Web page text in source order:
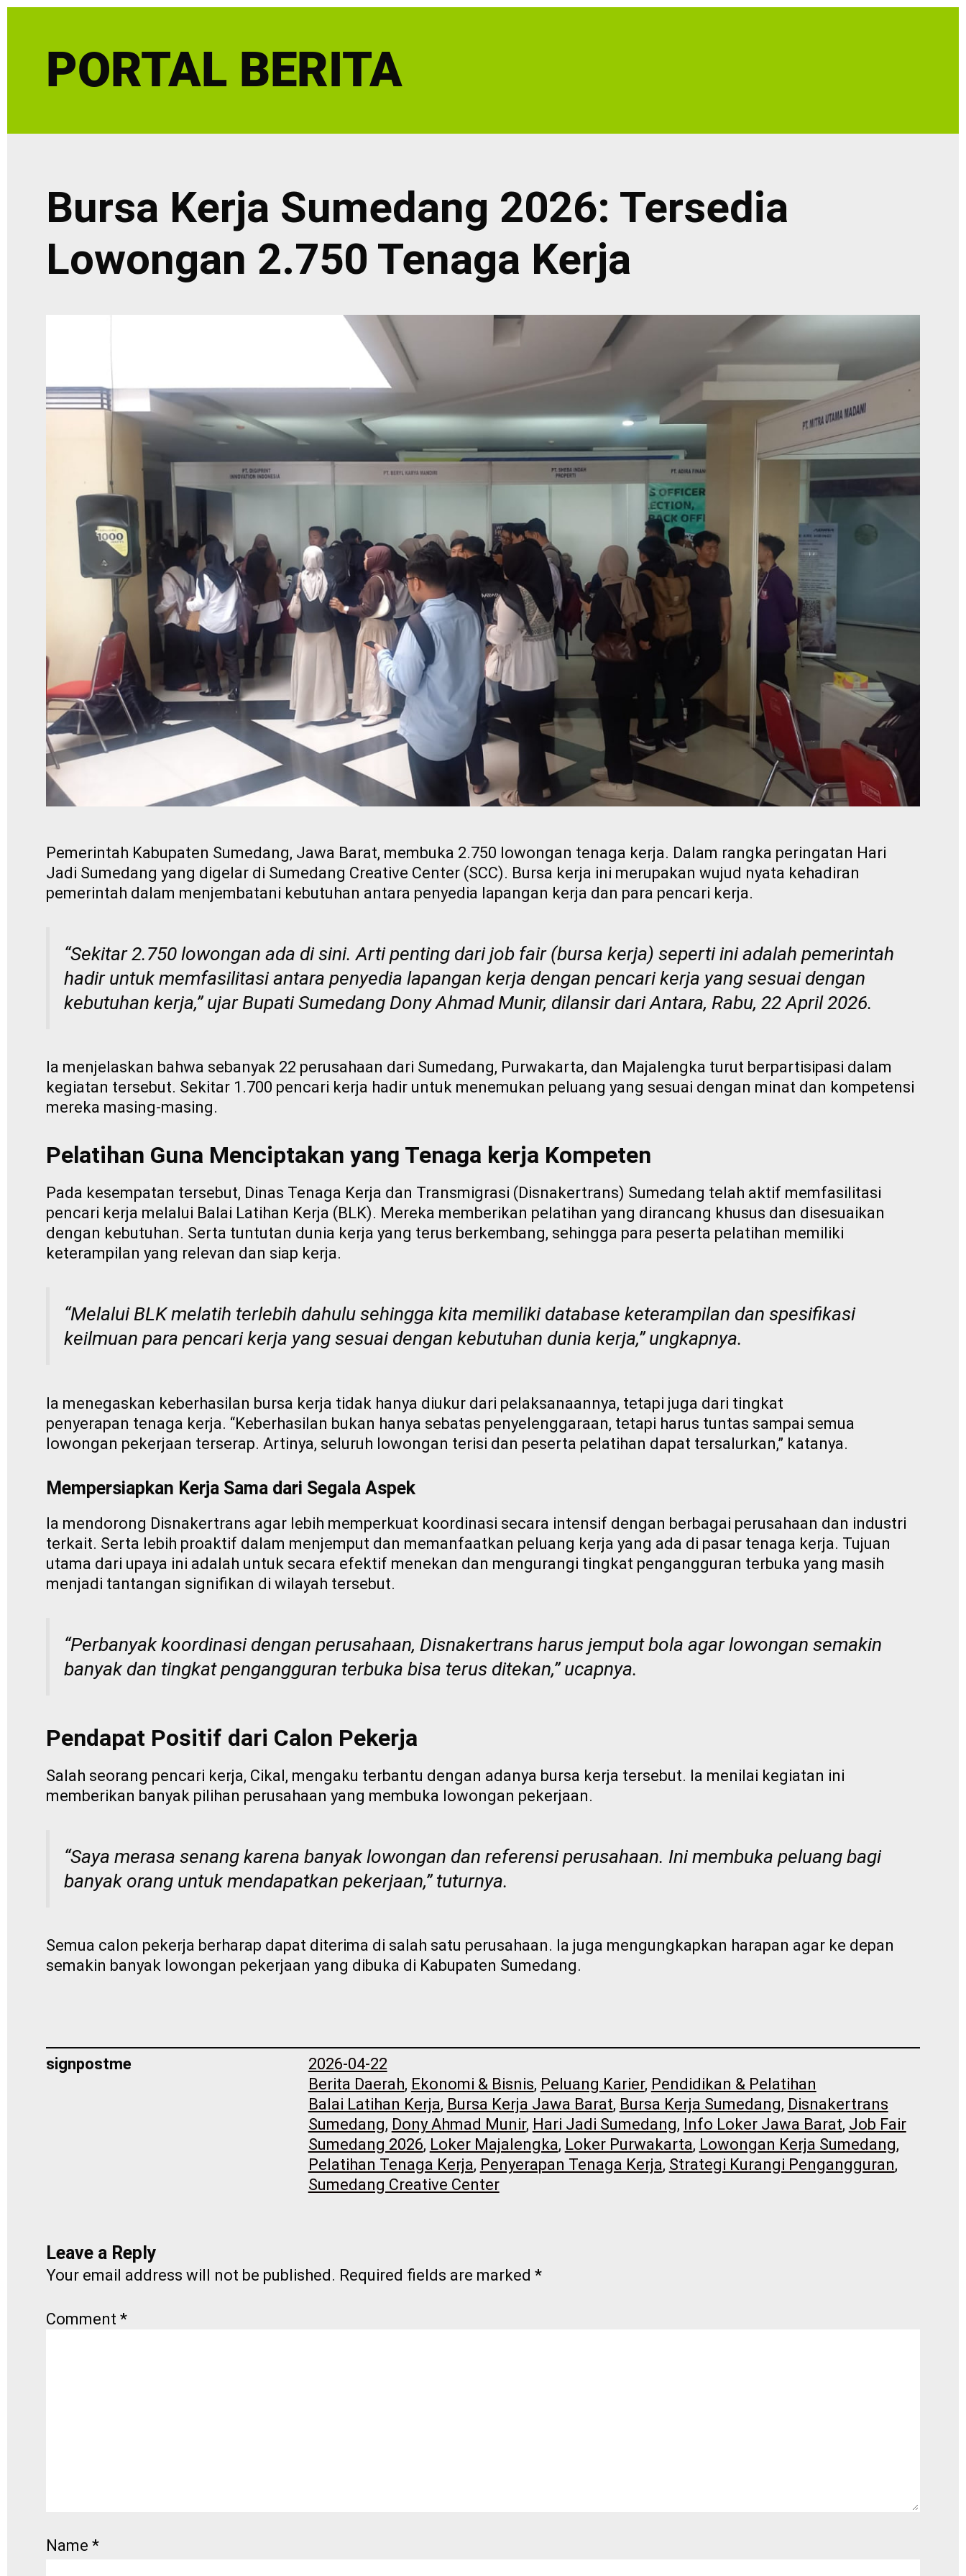
contentPORTAL BERITA
Bursa Kerja Sumedang 2026: Tersedia
Lowongan 2.750 Tenaga Kerja
Pemerintah Kabupaten Sumedang, Jawa Barat, membuka 2.750 lowongan tenaga kerja. Dalam rangka peringatan Hari
Jadi Sumedang yang digelar di Sumedang Creative Center (SCC). Bursa kerja ini merupakan wujud nyata kehadiran
pemerintah dalam menjembatani kebutuhan antara penyedia lapangan kerja dan para pencari kerja.
“Sekitar 2.750 lowongan ada di sini. Arti penting darijob fair (bursa kerja) seperti ini adalah pemerintah
hadir untuk memfasilitasi antara penyedia lapangan kerja dengan pencari kerja yang sesuai dengan
kebutuhan kerja,” ujar Bupati Sumedang Dony Ahmad Munir, dilansir dariAntara, Rabu, 22 April 2026.
Ia menjelaskan bahwa sebanyak 22 perusahaan dari Sumedang, Purwakarta, dan Majalengka turut berpartisipasi dalam
kegiatan tersebut. Sekitar 1.700 pencari kerja hadir untuk menemukan peluang yang sesuai dengan minat dan kompetensi
mereka masing-masing.
Pelatihan Guna Menciptakan yang Tenaga kerja Kompeten
Pada kesempatan tersebut, Dinas Tenaga Kerja dan Transmigrasi (Disnakertrans) Sumedang telah aktif memfasilitasi
pencari kerja melalui Balai Latihan Kerja (BLK). Mereka memberikan pelatihan yang dirancang khusus dan disesuaikan
dengan kebutuhan. Serta tuntutan dunia kerja yang terus berkembang, sehingga para peserta pelatihan memiliki
keterampilan yang relevan dan siap kerja.
“Melalui BLK melatih terlebih dahulu sehingga kita memiliki database keterampilan dan spesifikasi
keilmuan para pencari kerja yang sesuai dengan kebutuhan dunia kerja,” ungkapnya.
Ia menegaskan keberhasilan bursa kerja tidak hanya diukur dari pelaksanaannya, tetapi juga dari tingkat
penyerapan tenaga kerja. “Keberhasilan bukan hanya sebatas penyelenggaraan, tetapi harus tuntas sampai semua
lowongan pekerjaan terserap. Artinya, seluruh lowongan terisi dan peserta pelatihan dapat tersalurkan,” katanya.
Mempersiapkan Kerja Sama dari Segala Aspek
Ia mendorong Disnakertrans agar lebih memperkuat koordinasi secara intensif dengan berbagai perusahaan dan industri
terkait. Serta lebih proaktif dalam menjemput dan memanfaatkan peluang kerja yang ada di pasar tenaga kerja. Tujuan
utama dari upaya ini adalah untuk secara efektif menekan dan mengurangi tingkat pengangguran terbuka yang masih
menjadi tantangan signifikan di wilayah tersebut.
“Perbanyak koordinasi dengan perusahaan, Disnakertrans harus jemput bola agar lowongan semakin
banyak dan tingkat pengangguran terbuka bisa terus ditekan,” ucapnya.
Pendapat Positif dari Calon Pekerja
Salah seorang pencari kerja, Cikal, mengaku terbantu dengan adanya bursa kerja tersebut. Ia menilai kegiatan ini
memberikan banyak pilihan perusahaan yang membuka lowongan pekerjaan.
“Saya merasa senang karena banyak lowongan dan referensi perusahaan. Ini membuka peluang bagi
banyak orang untuk mendapatkan pekerjaan,” tuturnya.
Semua calon pekerja berharap dapat diterima di salah satu perusahaan. Ia juga mengungkapkan harapan agar ke depan
semakin banyak lowongan pekerjaan yang dibuka di Kabupaten Sumedang.
signpostme
2026-04-22
Berita Daerah, Ekonomi & Bisnis, Peluang Karier, Pendidikan & Pelatihan
Balai Latihan Kerja, Bursa Kerja Jawa Barat, Bursa Kerja Sumedang, Disnakertrans
Sumedang, Dony Ahmad Munir, Hari Jadi Sumedang, Info Loker Jawa Barat, Job Fair
Sumedang 2026, Loker Majalengka, Loker Purwakarta, Lowongan Kerja Sumedang
Pelatihan Tenaga Kerja, Penyerapan Tenaga Kerja, Strategi Kurangi Pengangguran
Sumedang Creative Center
Leave a Reply
Your email address will not be published. Required fields are marked *
Comment *
Name *